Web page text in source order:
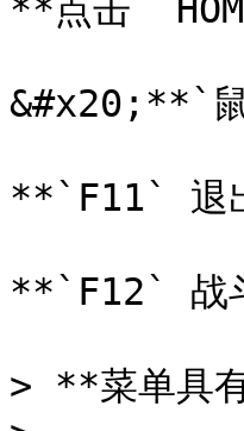
**点击
&#x20;**`
**`F11` 退
**`F12` 战
> **菜单具